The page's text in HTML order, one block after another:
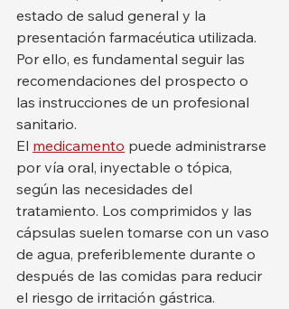
estado de salud general y la
presentación farmacéutica utilizada.
Por ello, es fundamental seguir las
recomendaciones del prospecto o
las instrucciones de un profesional
sanitario.
El medicamento puede administrarse
por vía oral, inyectable o tópica,
según las necesidades del
tratamiento. Los comprimidos y las
cápsulas suelen tomarse con un vaso
de agua, preferiblemente durante o
después de las comidas para reducir
el riesgo de irritación gástrica.